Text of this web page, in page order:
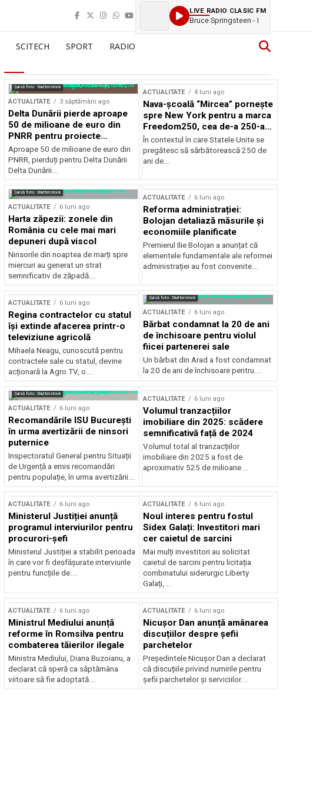
LIVE RADIO CLASIC FM
Bruce Springsteen - I
SCITECH SPORT RADIO
Sursă foto: Shutterstock
ACTUALITATE 3 săptămâni ago
Delta Dunării pierde aproape
50 de milioane de euro din
PNRR pentru proiecte
esențiale
Aproape 50 de milioane de euro din
PNRR, pierduți pentru Delta Dunării
Delta Dunării...
ACTUALITATE 4 luni ago
Nava-școală “Mircea” pornește
spre New York pentru a marca
Freedom250, cea de-a 250-a
aniversare a Statelor Unite
În contextul în care Statele Unite se
pregătesc să sărbătorească 250 de
ani de...
Sursă foto: Shutterstock
ACTUALITATE 6 luni ago
Harta zăpezii: zonele din
România cu cele mai mari
depuneri după viscol
Ninsorile din noaptea de marți spre
miercuri au generat un strat
semnificativ de zăpadă...
ACTUALITATE 6 luni ago
Reforma administrației:
Bolojan detaliază măsurile și
economiile planificate
Premierul Ilie Bolojan a anunțat că
elementele fundamentale ale reformei
administrației au fost convenite...
ACTUALITATE 6 luni ago
Regina contractelor cu statul
își extinde afacerea printr-o
televiziune agricolă
Mihaela Neagu, cunoscută pentru
contractele sale cu statul, devine
acționară la Agro TV, o...
Sursă foto: Shutterstock
ACTUALITATE 6 luni ago
Bărbat condamnat la 20 de ani
de închisoare pentru violul
fiicei partenerei sale
Un bărbat din Arad a fost condamnat
la 20 de ani de închisoare pentru...
Sursă foto: Shutterstock
ACTUALITATE 6 luni ago
Recomandările ISU București
în urma avertizării de ninsori
puternice
Inspectoratul General pentru Situații
de Urgență a emis recomandări
pentru populație, în urma avertizării...
ACTUALITATE 6 luni ago
Volumul tranzacțiilor
imobiliare din 2025: scădere
semnificativă față de 2024
Volumul total al tranzacțiilor
imobiliare din 2025 a fost de
aproximativ 525 de milioane...
ACTUALITATE 6 luni ago
Ministerul Justiției anunță
programul interviurilor pentru
procurori-șefi
Ministerul Justiției a stabilit perioada
în care vor fi desfășurate interviurile
pentru funcțiile de...
ACTUALITATE 6 luni ago
Noul interes pentru fostul
Sidex Galați: Investitori mari
cer caietul de sarcini
Mai mulți investitori au solicitat
caietul de sarcini pentru licitația
combinatului siderurgic Liberty
Galați,...
ACTUALITATE 6 luni ago
Ministrul Mediului anunță
reforme în Romsilva pentru
combaterea tăierilor ilegale
Ministra Mediului, Diana Buzoianu, a
declarat că speră ca săptămâna
viitoare să fie adoptată...
ACTUALITATE 6 luni ago
Nicușor Dan anunță amânarea
discuțiilor despre șefii
parchetelor
Președintele Nicușor Dan a declarat
că discuțiile privind numirile pentru
șefii parchetelor și serviciilor...